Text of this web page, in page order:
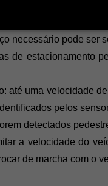
a 35 km/h e
necessário pode ser
de estacionamento
uma velocidade
pelos
detectados
a velocidade do
de marcha com o